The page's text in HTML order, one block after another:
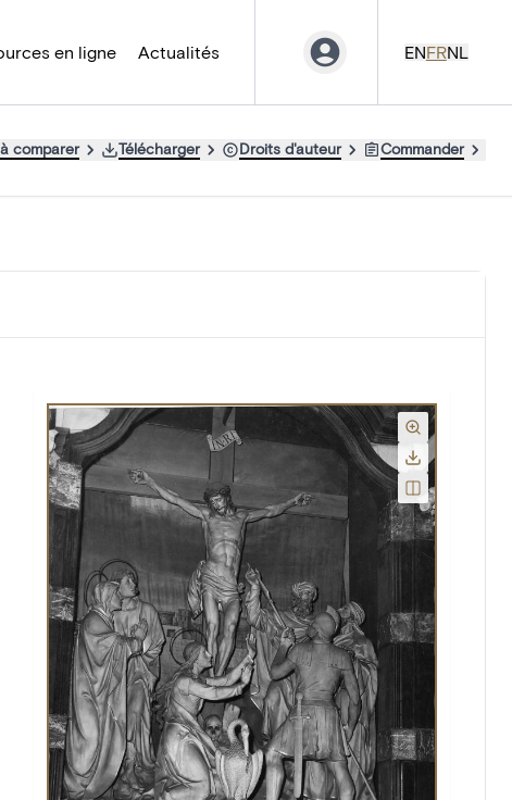
en ligne Actualités ENFRNL
comparer Télécharger Droits d'auteur Commander